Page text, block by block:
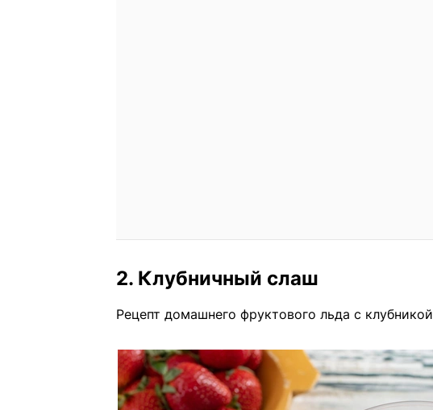
2. Клубничный слаш
Рецепт домашнего фруктового льда с клубникой